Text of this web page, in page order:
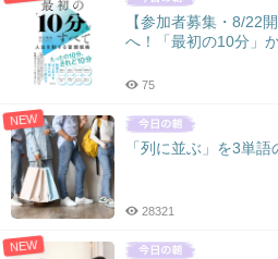
【参加者募集・8/22
へ！「最初の10分」か
75
NEW
「列に並ぶ」を3単
28321
NEW